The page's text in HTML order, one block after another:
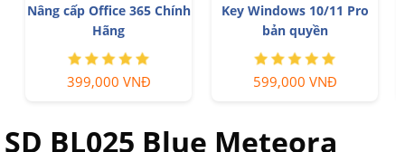
Trọn Bộ Autodesk All App
Giá Rẻ
1,499,000 VNĐ
Nâng cấp Canva Pro giá rẻ
199,000 VNĐ
SD BL025 Blue Meteora